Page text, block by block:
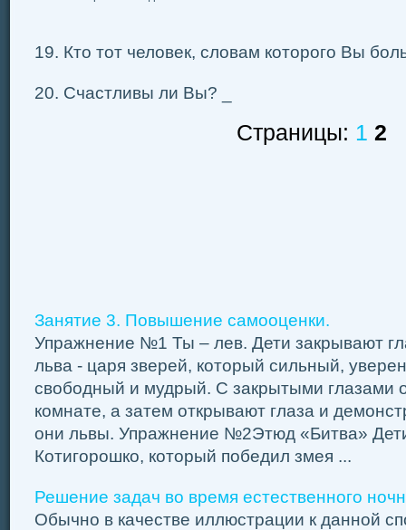
19. Кто тот человек, словам которого Вы
20. Счастливы ли Вы? _
Страницы: 1 2
Занятие 3. Повышение самооценки.
Упражнение №1 Ты – лев. Дети закрывают
льва - царя зверей, который сильный,
свободный и мудрый. С закрытыми глазами
комнате, а затем открывают глаза и
они львы. Упражнение №2Этюд «Битва»
Котигорошко, который победил змея ...
Решение задач во время естественного
Обычно в качестве иллюстрации к данной